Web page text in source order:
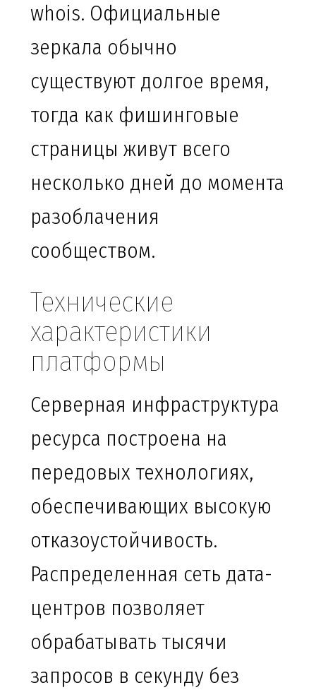
whois. Официальные
зеркала обычно
существуют долгое время,
тогда как фишинговые
страницы живут всего
несколько дней до момента
разоблачения
сообществом.
Технические
характеристики
платформы
Серверная инфраструктура
ресурса построена на
передовых технологиях,
обеспечивающих высокую
отказоустойчивость.
Распределенная сеть дата-
центров позволяет
обрабатывать тысячи
запросов в секунду без